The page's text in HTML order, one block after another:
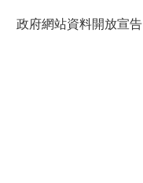
政府網站資料開放宣告